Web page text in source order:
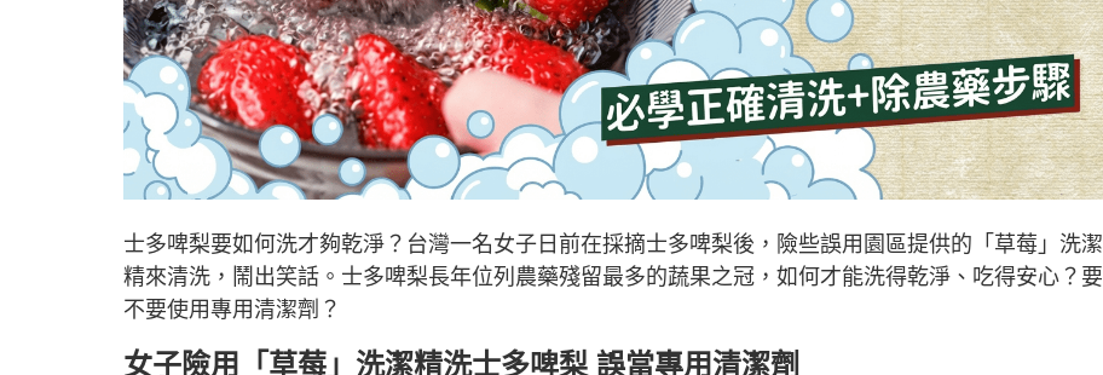
士多啤梨要如何洗才夠乾淨？台灣一名女子日前在採摘士多啤梨後，險些誤用園區提供的「草莓」洗潔
精來清洗，鬧出笑話。士多啤梨長年位列農藥殘留最多的蔬果之冠，如何才能洗得乾淨、吃得安心？要
不要使用專用清潔劑？
女子險用「草莓」洗潔精洗士多啤梨 誤當專用清潔劑